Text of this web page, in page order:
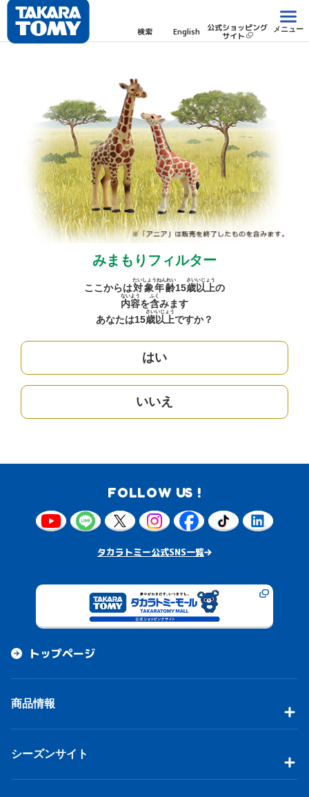
検索 English 公式ショッピング
サイト
メニュー
みまもりフィルター
ここからは対象年齢
たいしょうねんれい
15歳
さい
以上
いじょう
の
内容
ないよう
を含
ふく
みます
あなたは15歳
さい
以上
いじょう
ですか？
はい
いいえ
FOLLOW US !
タカラトミー公式SNS一覧
トップページ
商品情報
シーズンサイト